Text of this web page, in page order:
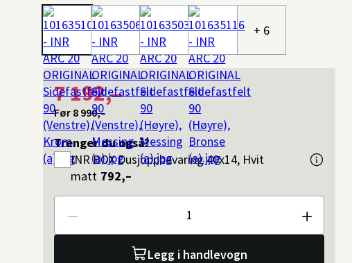
+ 6
7 192,–
Før 8 990,–
Trenger du også?
INR BOX Dusjoppbevaring 40x14, Hvit
matt 792,–
Antall
Legg i handlevogn